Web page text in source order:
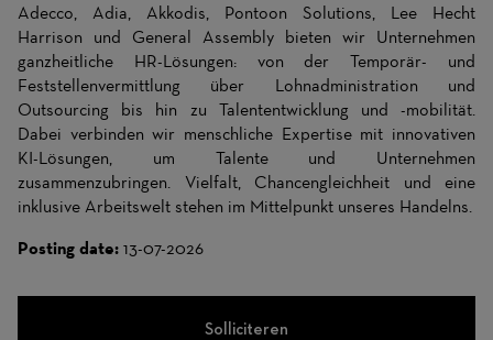
Adecco, Adia, Akkodis, Pontoon Solutions, Lee Hecht
Harrison und General Assembly bieten wir Unternehmen
ganzheitliche HR-Lösungen: von der Temporär- und
Feststellenvermittlung über Lohnadministration und
Outsourcing bis hin zu Talententwicklung und -mobilität.
Dabei verbinden wir menschliche Expertise mit innovativen
KI-Lösungen, um Talente und Unternehmen
zusammenzubringen. Vielfalt, Chancengleichheit und eine
inklusive Arbeitswelt stehen im Mittelpunkt unseres Handelns.
Posting date: 13-07-2026
Solliciteren